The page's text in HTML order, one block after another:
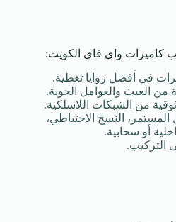
كاميرات واي فاي الكويت:
في أفضل زوايا تغطية.
من العبث والعوامل الجوية.
من الشبكات اللاسلكية.
المستمر، النسخ الاحتياطي،
أو سحابية.
التركيب.